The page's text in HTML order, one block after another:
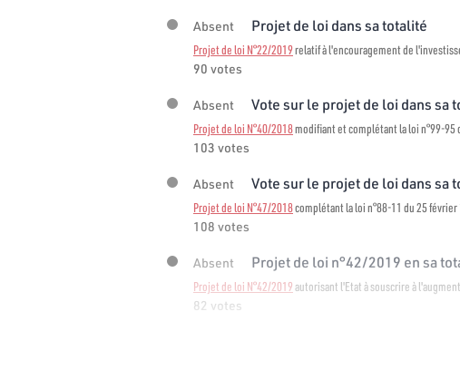
Absent Projet de loi dans sa totalité
Projet de loi N°22/2019relatif à l'encouragement de
90 votes
Absent Vote sur le projet de loi dans sa
Projet de loi N°40/2018modifiant et complétant la loi n°99-95
103 votes
Absent Vote sur le projet de loi dans sa
Projet de loi N°47/2018complétant la loi n°88-11 du 25
108 votes
Absent Projet de loi n°42/2019 en sa
Projet de loi N°42/2019autorisant l'Etat à souscrire à
82 votes